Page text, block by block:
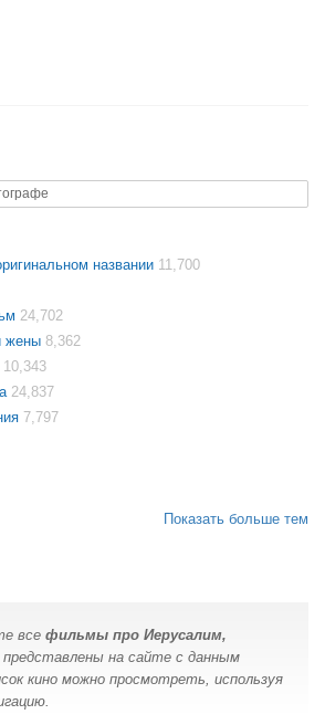
названии 11,700
24,702
жены 8,362
10,343
24,837
7,797
Показать больше тем
все фильмы про Иерусалим,
на сайте с данным
кино можно просмотреть, используя